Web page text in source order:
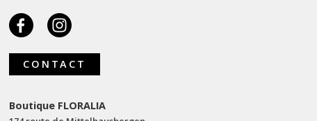
CONTACT
Boutique FLORALIA